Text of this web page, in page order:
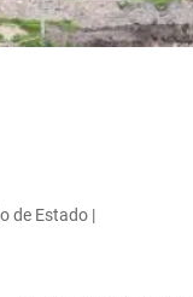
de Estado |